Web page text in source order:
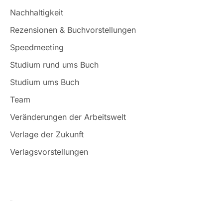
Nachhaltigkeit
Rezensionen & Buchvorstellungen
Speedmeeting
Studium rund ums Buch
Studium ums Buch
Team
Veränderungen der Arbeitswelt
Verlage der Zukunft
Verlagsvorstellungen